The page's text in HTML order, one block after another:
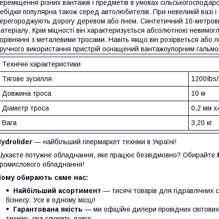
різних вантажів і предметів в умовах
популярна також серед автолюбителів. При невеликій вазі
дорогу деревом або пнем. Синтетичний 10-
Крім міцності він характеризується абсолютною
з металевими тросами. Навіть якщо він розірветься
використання пристрій оснащений вантажоупорним
Технічні характеристики
Тягове зусилля
1200Ibs/
Довжина троса
10 м
Діаметр троса
0,2 мм
Вага
3,20 кг
— найбільший гіпермаркет техніки в Україні!
потужне обладнання, яке працює безвідмовно? Обирайте
обладнання!
обирають саме нас:
Найбільший асортимент — тисячі товарів для гідравлічних
бізнесу. Усе в одному місці!
Гарантована якість — ми офіційні дилери провідних